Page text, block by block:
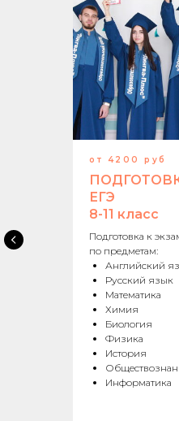
от 4200 руб
ЕГЭ
8-11 класс
Подготовка к
по предметам:
Английский
Русский язык
Математика
Химия
Биология
Физика
История
Информатика